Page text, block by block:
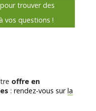
trouver des
vos questions !
offre en
: rendez-vous surla